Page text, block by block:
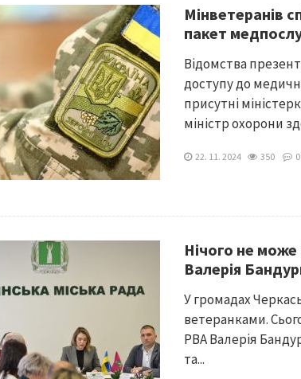
Мінветеранів
пакет
Відомства
доступу до
присутні
міністр охорони
22. 11. 2024 350 0
Нічого не
Валерія
У громадах
ветеранками.
РВА Валерія
та...